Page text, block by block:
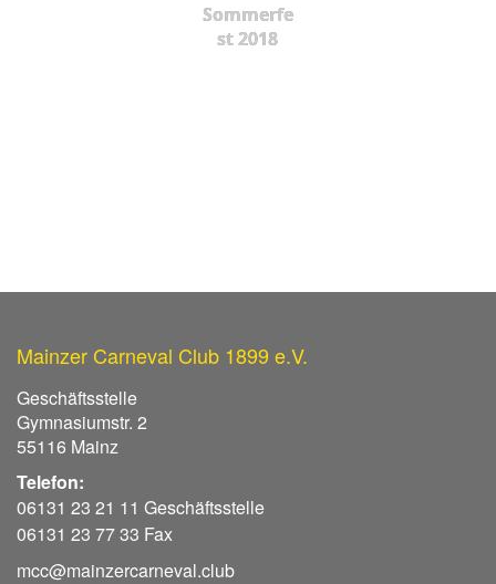
Sommerfe
st 2018
Mainzer Carneval Club 1899 e.V.
Geschäftsstelle
Gymnasiumstr. 2
55116 Mainz
Telefon:
06131 23 21 11 Geschäftsstelle
06131 23 77 33 Fax
mcc@mainzercarneval.club